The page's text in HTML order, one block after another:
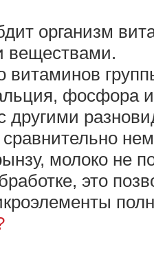
организм
веществами.
витаминов
фосфора
другими
молоко не
это